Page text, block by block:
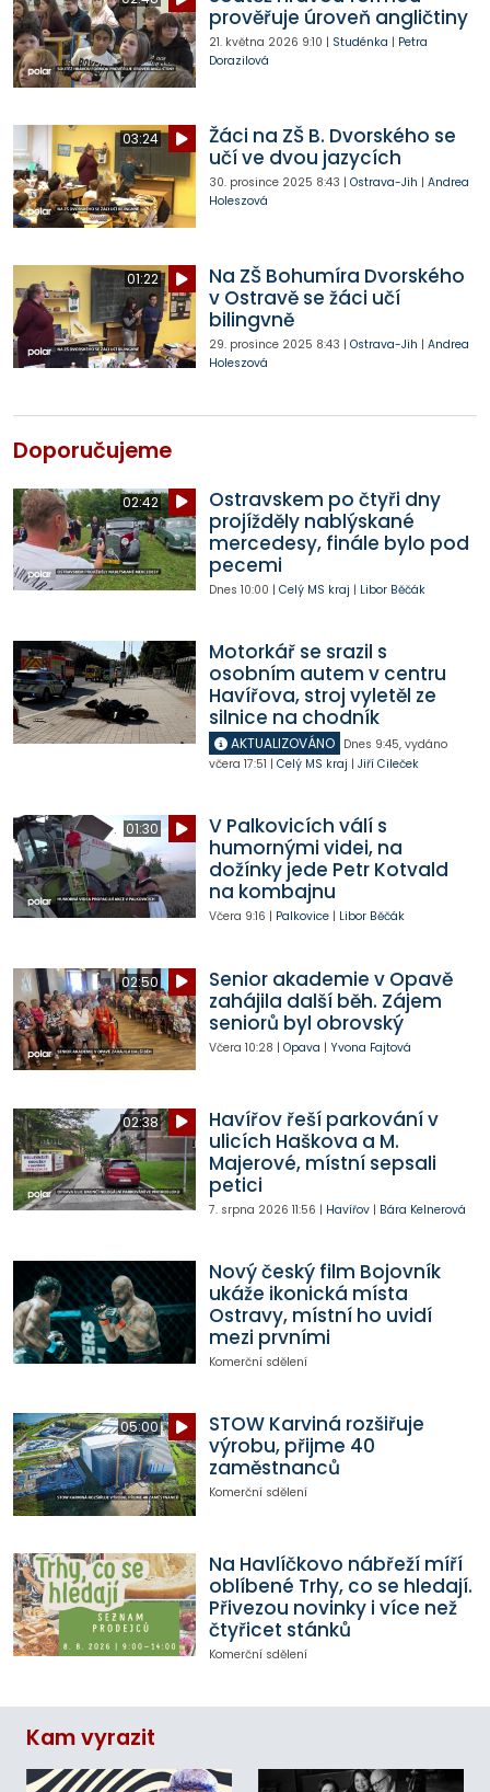
prověřuje úroveň angličtiny
21. května 2026 9:10 | Studénka | Petra
Dorazilová
03:24
Žáci na ZŠ B. Dvorského se
učí ve dvou jazycích
30. prosince 2025 8:43 | Ostrava-Jih | Andrea
Holeszová
01:22
Na ZŠ Bohumíra Dvorského
v Ostravě se žáci učí
bilingvně
29. prosince 2025 8:43 | Ostrava-Jih | Andrea
Holeszová
Doporučujeme
02:42
Ostravskem po čtyři dny
projížděly nablýskané
mercedesy, finále bylo pod
pecemi
Dnes 10:00 | Celý MS kraj | Libor Běčák
Motorkář se srazil s
osobním autem v centru
Havířova, stroj vyletěl ze
silnice na chodník
AKTUALIZOVÁNO Dnes 9:45, vydáno
včera 17:51 | Celý MS kraj | Jiří Cileček
01:30
V Palkovicích válí s
humornými videi, na
dožínky jede Petr Kotvald
na kombajnu
Včera 9:16 | Palkovice| Libor Běčák
02:50
Senior akademie v Opavě
zahájila další běh. Zájem
seniorů byl obrovský
Včera 10:28 | Opava | Yvona Fajtová
02:38
Havířov řeší parkování v
ulicích Haškova a M.
Majerové, místní sepsali
petici
7. srpna 2026 11:56 | Havířov| Bára Kelnerová
Nový český film Bojovník
ukáže ikonická místa
Ostravy, místní ho uvidí
mezi prvními
Komerční sdělení
05:00
STOW Karviná rozšiřuje
výrobu, přijme 40
zaměstnanců
Komerční sdělení
Na Havlíčkovo nábřeží míří
oblíbené Trhy, co se hledají.
Přivezou novinky i více než
čtyřicet stánků
Komerční sdělení
Kam vyrazit